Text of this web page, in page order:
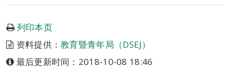
列印本页
资料提供：教育暨青年局（DSEJ）
最后更新时间：2018-10-08 18:46